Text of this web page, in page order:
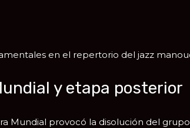
en el repertorio del jazz
y etapa posterior
Mundial provocó la disolución del